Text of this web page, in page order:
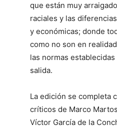
que están muy
raciales y las
y económicas; donde
como no son en
las normas
salida.
La edición se completa
críticos de Marco
Víctor García de la